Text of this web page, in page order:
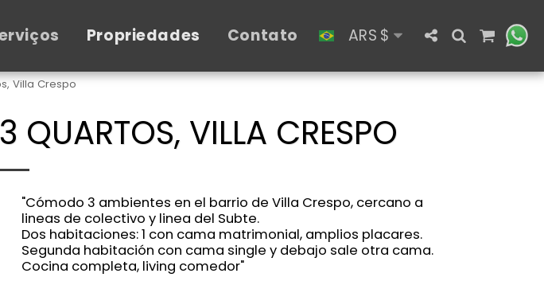
Propriedades Contato ARS $
Villa Crespo
QUARTOS, VILLA CRESPO
"Cómodo 3 ambientes en el barrio de Villa Crespo, cercano a
lineas de colectivo y linea del Subte.
Dos habitaciones: 1 con cama matrimonial, amplios placares.
Segunda habitación con cama single y debajo sale otra cama.
Cocina completa, living comedor"